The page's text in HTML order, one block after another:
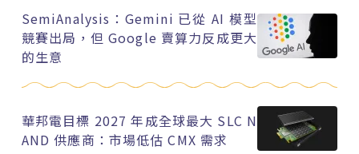
SemiAnalysis：Gemini 已從 AI 模型
競賽出局，但 Google 賣算力反成更大
的生意
華邦電目標 2027 年成全球最大 SLC N
AND 供應商：市場低估 CMX 需求